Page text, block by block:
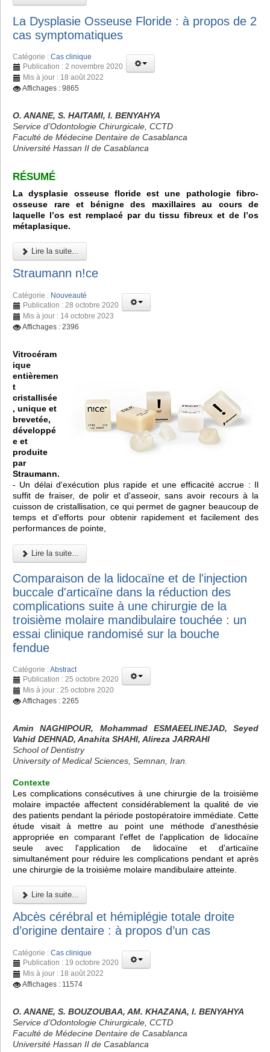
La Dysplasie Osseuse Floride : à propos de 2
cas symptomatiques
Catégorie : Cas clinique
Publication : 2 novembre 2020
Mis à jour : 18 août 2022
Affichages : 9865
O. ANANE, S. HAITAMI, I. BENYAHYA
Service d’Odontologie Chirurgicale, CCTD
Faculté de Médecine Dentaire de Casablanca
Université Hassan II de Casablanca
RÉSUMÉ
La dysplasie osseuse floride est une pathologie fibro-
osseuse rare et bénigne des maxillaires au cours de
laquelle l’os est remplacé par du tissu fibreux et de l’os
métaplasique.
Lire la suite...
Straumann n!ce
Catégorie : Nouveauté
Publication : 28 octobre 2020
Mis à jour : 14 octobre 2023
Affichages : 2396
Vitrocéram
ique
entièremen
t
cristallisée
, unique et
brevetée,
développé
e et
produite
par
Straumann.
- Un délai d'exécution plus rapide et une efficacité accrue : Il
suffit de fraiser, de polir et d'asseoir, sans avoir recours à la
cuisson de cristallisation, ce qui permet de gagner beaucoup de
temps et d'efforts pour obtenir rapidement et facilement des
performances de pointe,
Lire la suite...
Comparaison de la lidocaïne et de l'injection
buccale d'articaïne dans la réduction des
complications suite à une chirurgie de la
troisième molaire mandibulaire touchée : un
essai clinique randomisé sur la bouche
fendue
Catégorie :Abstract
Publication : 25 octobre 2020
Mis à jour : 25 octobre 2020
Affichages : 2265
Amin NAGHIPOUR, Mohammad ESMAEELINEJAD, Seyed
Vahid DEHNAD, Anahita SHAHI, Alireza JARRAHI
School of Dentistry
University of Medical Sciences, Semnan, Iran.
Contexte
Les complications consécutives à une chirurgie de la troisième
molaire impactée affectent considérablement la qualité de vie
des patients pendant la période postopératoire immédiate. Cette
étude visait à mettre au point une méthode d'anesthésie
appropriée en comparant l'effet de l'application de lidocaïne
seule avec l'application de lidocaïne et d'articaïne
simultanément pour réduire les complications pendant et après
une chirurgie de la troisième molaire mandibulaire atteinte.
Lire la suite...
Abcès cérébral et hémiplégie totale droite
d’origine dentaire : à propos d’un cas
Catégorie : Cas clinique
Publication : 19 octobre 2020
Mis à jour : 18 août 2022
Affichages : 11574
O. ANANE, S. BOUZOUBAA, AM. KHAZANA, I. BENYAHYA
Service d’Odontologie Chirurgicale, CCTD
Faculté de Médecine Dentaire de Casablanca
Université Hassan II de Casablanca